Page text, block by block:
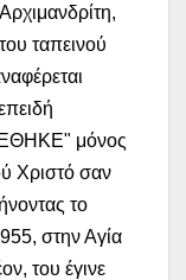
ταπεινού
μόνος
Χριστό σαν
το
στην Αγία
του έγινε